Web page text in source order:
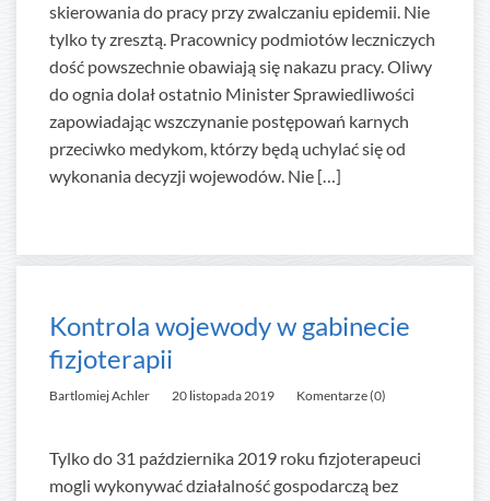
skierowania do pracy przy zwalczaniu epidemii. Nie
tylko ty zresztą. Pracownicy podmiotów leczniczych
dość powszechnie obawiają się nakazu pracy. Oliwy
do ognia dolał ostatnio Minister Sprawiedliwości
zapowiadając wszczynanie postępowań karnych
przeciwko medykom, którzy będą uchylać się od
wykonania decyzji wojewodów. Nie […]
Kontrola wojewody w gabinecie
fizjoterapii
Bartlomiej Achler 20 listopada 2019 Komentarze (0)
Tylko do 31 października 2019 roku fizjoterapeuci
mogli wykonywać działalność gospodarczą bez